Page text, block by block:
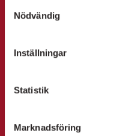
Nödvändig
Inställningar
Statistik
Marknadsföring